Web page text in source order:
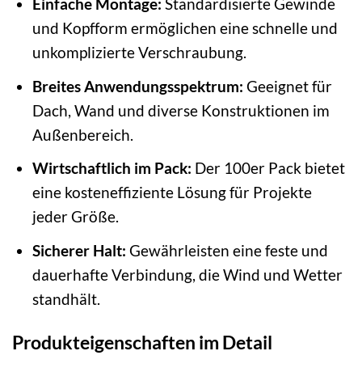
und Kopfform ermöglichen eine schnelle und
unkomplizierte Verschraubung.
Breites Anwendungsspektrum: Geeignet für
Dach, Wand und diverse Konstruktionen im
Außenbereich.
Wirtschaftlich im Pack: Der 100er Pack bietet
eine kosteneffiziente Lösung für Projekte
jeder Größe.
Sicherer Halt: Gewährleisten eine feste und
dauerhafte Verbindung, die Wind und Wetter
standhält.
Produkteigenschaften im Detail